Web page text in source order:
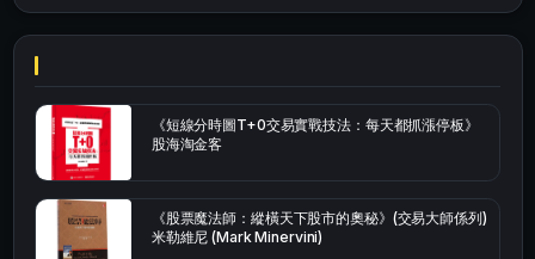
《短線分時圖T+0交易實戰技法：每天都抓漲停板》
股海淘金客
《股票魔法師：縱橫天下股市的奧秘》(交易大師係列)
米勒維尼 (Mark Minervini)